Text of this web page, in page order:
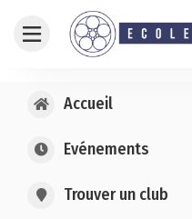
Accueil
Evénements
Trouver un club